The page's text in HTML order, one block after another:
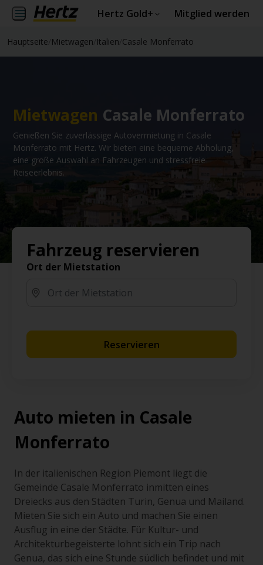
Hertz Gold+ Mitglied werden
Hauptseite Mietwagen Italien Casale Monferrato
Mietwagen Casale Monferrato
Genießen Sie zuverlässige Autovermietung in Casale
Monferrato mit Hertz. Wir bieten eine bequeme Abholung,
eine große Auswahl an Fahrzeugen und stressfreie
Reiseerlebnis.
Fahrzeug reservieren
Ort der Mietstation
Reservieren
Auto mieten in Casale
Monferrato
In der italienischen Region Piemont liegt die
Gemeinde Casale Monferrato inmitten eines
Dreiecks aus den Städten Turin, Genua und Mailand.
Mieten Sie sich ein Auto und machen Sie einen
Ausflug in eine der Städte. Für Kultur- und
Architekturbegeisterte lohnt sich ein Trip nach
Genua, das sich eine Stunde südlich befindet und mit